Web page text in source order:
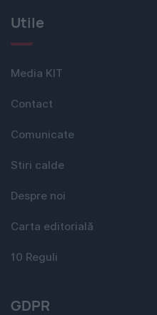
Utile
Media KIT
Contact
Comunicate
Stiri calde
Despre noi
Carta editorială
10 Reguli
GDPR